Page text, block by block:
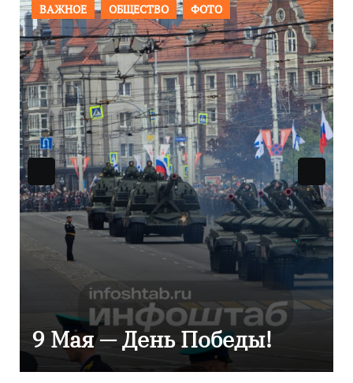
ВАЖНОЕ ОБЩЕСТВО ФОТО
Уникальное северное
сияние запечатлели над
Балтикой